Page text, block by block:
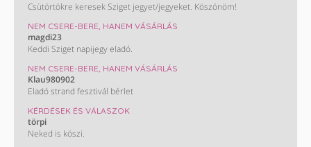
Csütörtökre keresek Sziget jegyet/jegyeket. Köszönöm!
NEM CSERE-BERE, HANEM VÁSÁRLÁS
magdi23
Keddi Sziget napijegy eladó.
NEM CSERE-BERE, HANEM VÁSÁRLÁS
Klau980902
Eladó strand fesztivál bérlet
KÉRDÉSEK ÉS VÁLASZOK
törpi
Neked is köszi.